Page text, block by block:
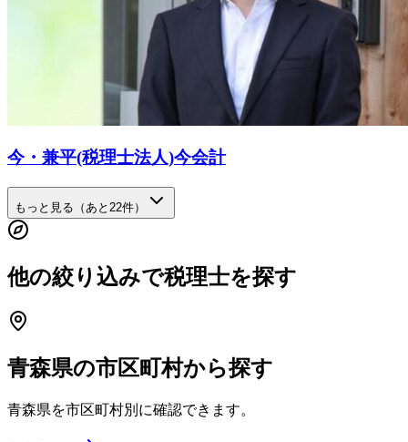
今・兼平(税理士法人)今会計
もっと見る（あと 22件）
他の絞り込みで税理士を探す
青森県の市区町村から探す
青森県を市区町村別に確認できます。